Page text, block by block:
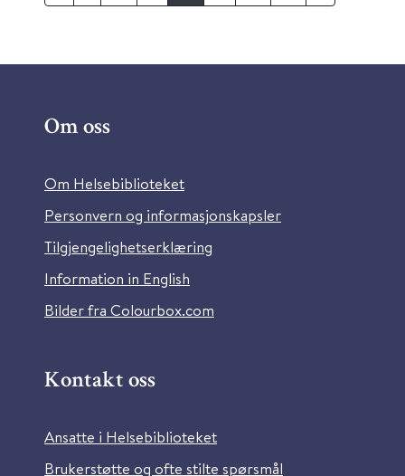
Om oss
Om Helsebiblioteket
Personvern og informasjonskapsler
Tilgjengelighetserklæring
Information in English
Bilder fra Colourbox.com
Kontakt oss
Ansatte i Helsebiblioteket
Brukerstøtte og ofte stilte spørsmål